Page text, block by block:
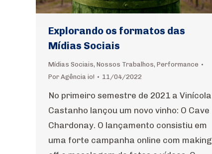
Explorando os formatos das
Mídias Sociais
Mídias Sociais, Nossos Trabalhos, Performance
Por Agência io! 11/04/2022
No primeiro semestre de 2021 a Vinícola
Castanho lançou um novo vinho: O Cave
Chardonay. O lançamento consistiu em
uma forte campanha online com making